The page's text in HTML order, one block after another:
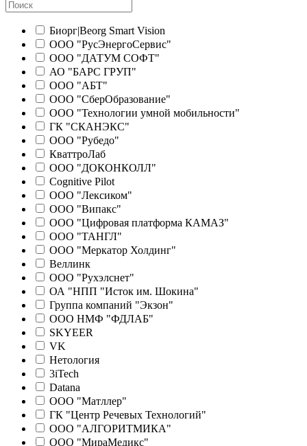
Биорг|Beorg Smart Vision
ООО "РусЭнергоСервис"
ООО "ДАТУМ СОФТ"
АО "БАРС ГРУП"
ООО "АБТ"
ООО "СберОбразование"
ООО "Технологии умной мобильности"
ГК "СКАНЭКС"
ООО "Рубедо"
КваттроЛаб
ООО "ДОКОНКОЛЛ"
Cognitive Pilot
ООО "Лексиком"
ООО "Випакс"
ООО "Цифровая платформа КАМАЗ"
ООО "ТАНГЛ"
ООО "Меркатор Холдинг"
Веллинк
ООО "Рухэлснет"
ОА "НПП "Исток им. Шокина"
Группа компаний "Экзон"
ООО НМФ "ФДЛАБ"
SKYEER
VK
Нетология
3iTech
Datana
ООО "Матллер"
ГК "Центр Речевых Технологий"
ООО "АЛГОРИТМИКА"
ООО "МираМедикс"